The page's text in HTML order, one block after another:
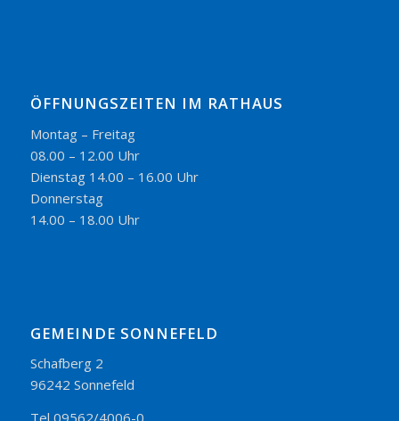
ÖFFNUNGSZEITEN IM RATHAUS
Montag – Freitag
08.00 – 12.00 Uhr
Dienstag 14.00 – 16.00 Uhr
Donnerstag
14.00 – 18.00 Uhr
GEMEINDE SONNEFELD
Schafberg 2
96242 Sonnefeld